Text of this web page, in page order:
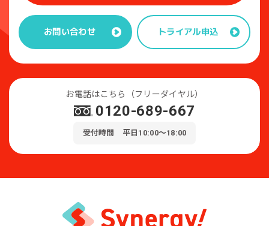
お問い合わせ トライアル申込
お電話はこちら（フリーダイヤル）
0120-689-667
受付時間 平日10:00～18:00